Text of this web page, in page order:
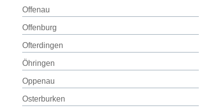
Offenau
Offenburg
Ofterdingen
Öhringen
Oppenau
Osterburken